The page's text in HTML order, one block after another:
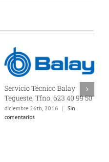
Servicio Técnico Balay
Tegueste, Tfno. 623 40 99 50
diciembre 26th, 2016 | Sin
comentarios